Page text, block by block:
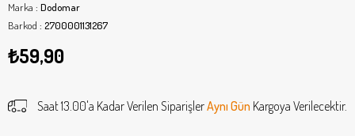
Marka : Dodomar
Barkod : 2700001131267
₺59,90
Saat 13.00'a Kadar Verilen SiparişlerAynı Gün Kargoya Verilecektir.